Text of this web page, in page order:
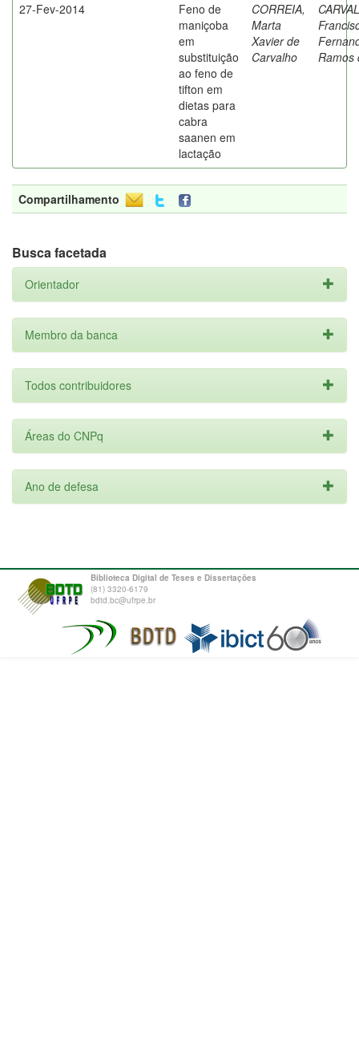
27-Fev-2014
Feno de
maniçoba
em
substituição
ao feno de
tifton em
dietas para
cabra
saanen em
lactação
CORREIA,
Marta
Xavier de
Carvalho
Ramos
Compartilhamento
Busca facetada
Orientador
Membro da banca
Todos contribuidores
Áreas do CNPq
Ano de defesa
Biblioteca Digital de Teses e Dissertações
(81) 3320-6179
bdtd.bc@ufrpe.br